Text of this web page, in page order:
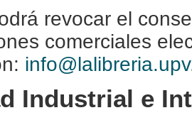
revocar el
comerciales
Industrial e